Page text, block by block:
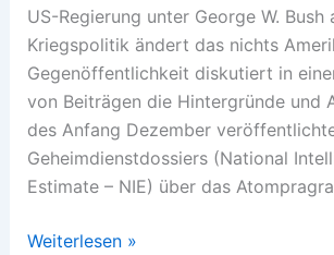
US-Regierung unter George W. Bush
Kriegspolitik ändert das nichts
Gegenöffentlichkeit diskutiert in
von Beiträgen die Hintergründe und
des Anfang Dezember
Geheimdienstdossiers (National
Estimate – NIE) über das
Sag
Weiterlesen »